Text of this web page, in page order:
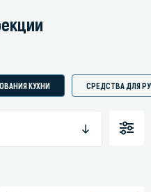
КУХНИ СРЕДСТВА ДЛЯ